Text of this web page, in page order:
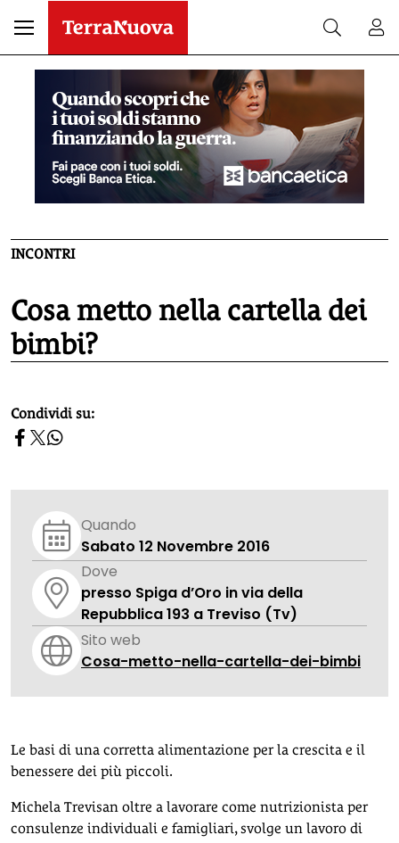
INCONTRI
Cosa metto nella cartella dei
bimbi?
homepage h2
Condividi su:
Quando
Sabato 12 Novembre 2016
Dove
presso Spiga d’Oro in via della
Repubblica 193 a Treviso (Tv)
Sito web
Cosa-metto-nella-cartella-dei-bimbi
Le basi di una corretta alimentazione per la crescita e il
benessere dei più piccoli.
Michela Trevisan oltre a lavorare come nutrizionista per
consulenze individuali e famigliari, svolge un lavoro di